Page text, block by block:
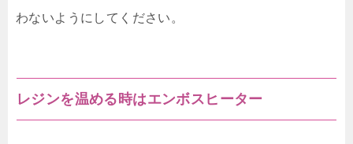
わないようにしてください。
レジンを温める時はエンボスヒーター